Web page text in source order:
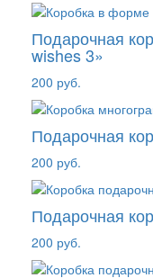
Подарочная
wishes 3»
200 руб.
Подарочная
200 руб.
Подарочная
200 руб.